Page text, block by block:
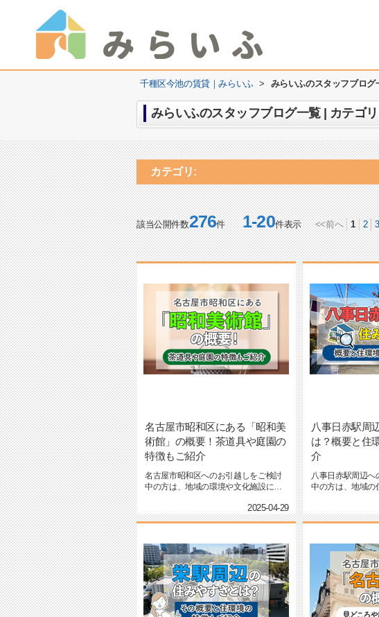
千種区今池の賃貸｜みらいふ > みらいふのスタッフブログ
みらいふのスタッフブログ一覧 | カテゴ
カテゴリ:
該当公開件数276件1-20件表示 <<前へ 1 2 3
名古屋市昭和区にある「昭和美
術館」の概要！茶道具や庭園の
特徴もご紹介
名古屋市昭和区へのお引越しをご検討
中の方は、地域の環境や文化施設につ
2025-04-29
八事日赤駅周
は？概要と住
介
八事日赤駅周辺へ
中の方は、地域の